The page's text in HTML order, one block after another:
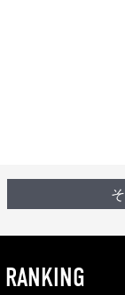
RANKING